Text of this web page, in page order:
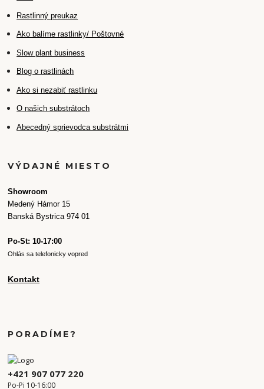
Rastlinný preukaz
Ako balíme rastlinky/ Poštovné
Slow plant business
Blog o rastlinách
Ako si nezabiť rastlinku
O našich substrátoch
Abecedný sprievodca substrátmi
VÝDAJNÉ MIESTO
Showroom
Medený Hámor 15
Banská Bystrica 974 01
Po-St: 10-17:00
Ohlás sa telefonicky vopred
Kontakt
PORADÍME?
+421 907 077 220
Po-Pi 10-16:00